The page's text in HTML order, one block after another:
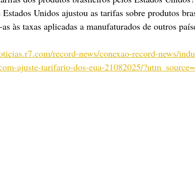
Unidos ajustou as tarifas sobre produtos
às taxas aplicadas a manufaturados de outros
record-news/conexao-record-news/
ajuste-tarifario-dos-eua-21082025/